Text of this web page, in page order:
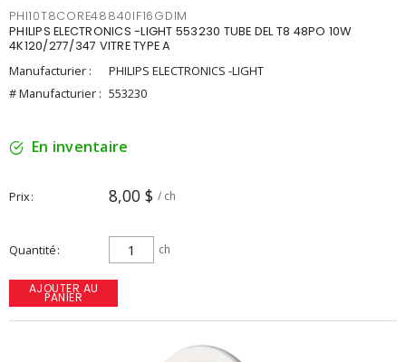
PHI10T8CORE48840IF16GDIM
PHILIPS ELECTRONICS -LIGHT 553230 TUBE DEL T8 48PO 10W
4K120/277/347 VITRE TYPE A
Manufacturier :
PHILIPS ELECTRONICS -LIGHT
# Manufacturier : 553230
En inventaire
Prix 8,00 $ / ch
Quantité ch
AJOUTER AU
PANIER